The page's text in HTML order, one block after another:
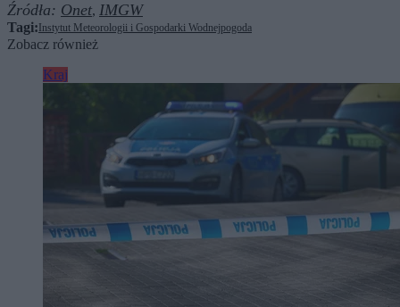
Źródła: Onet, IMGW
Tagi: Instytut Meteorologii i Gospodarki Wodnejpogoda
Zobacz również
Kraj